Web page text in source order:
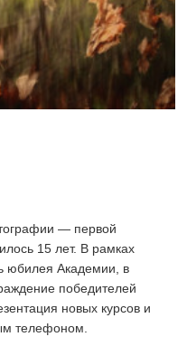
— первой
15 лет. В рамках
юбилея Академии, в
победителей
новых курсов и
телефоном.